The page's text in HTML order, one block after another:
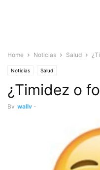
Home Noticias Salud
Noticias Salud
¿Timidez o
By wally -